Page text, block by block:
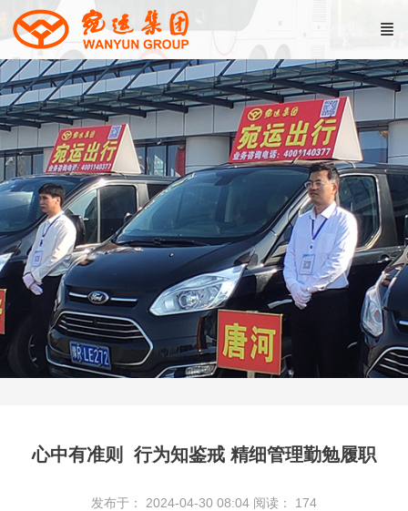
心中有准则 行为知鉴戒 精细管理勤勉履职
发布于： 2024-04-30 08:04 阅读： 174